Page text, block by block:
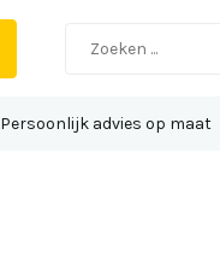
Persoonlijk advies op maat